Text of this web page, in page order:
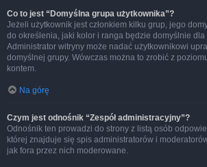
Co to jest “Domyślna grupa użytkownika”?
Jeżeli użytkownik jest członkiem kilku grup, jego
do określenia, jaki kolor i ranga będzie domyślnie
Administrator witryny może nadać użytkownikowi
domyślnej grupy. Wówczas można to zrobić z
kontem.
Na górę
Czym jest odnośnik “Zespół administracyjny”?
Odnośnik ten prowadzi do strony z listą osób
której znajduje się spis administratorów i
jak fora przez nich moderowane.